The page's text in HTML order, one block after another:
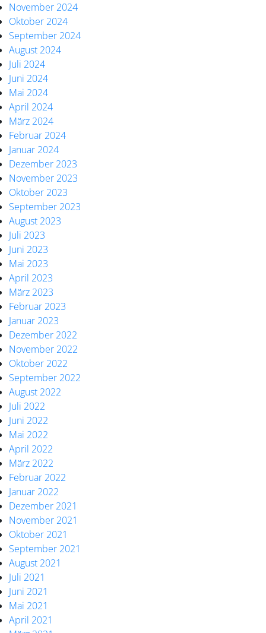
November 2024
Oktober 2024
September 2024
August 2024
Juli 2024
Juni 2024
Mai 2024
April 2024
März 2024
Februar 2024
Januar 2024
Dezember 2023
November 2023
Oktober 2023
September 2023
August 2023
Juli 2023
Juni 2023
Mai 2023
April 2023
März 2023
Februar 2023
Januar 2023
Dezember 2022
November 2022
Oktober 2022
September 2022
August 2022
Juli 2022
Juni 2022
Mai 2022
April 2022
März 2022
Februar 2022
Januar 2022
Dezember 2021
November 2021
Oktober 2021
September 2021
August 2021
Juli 2021
Juni 2021
Mai 2021
April 2021